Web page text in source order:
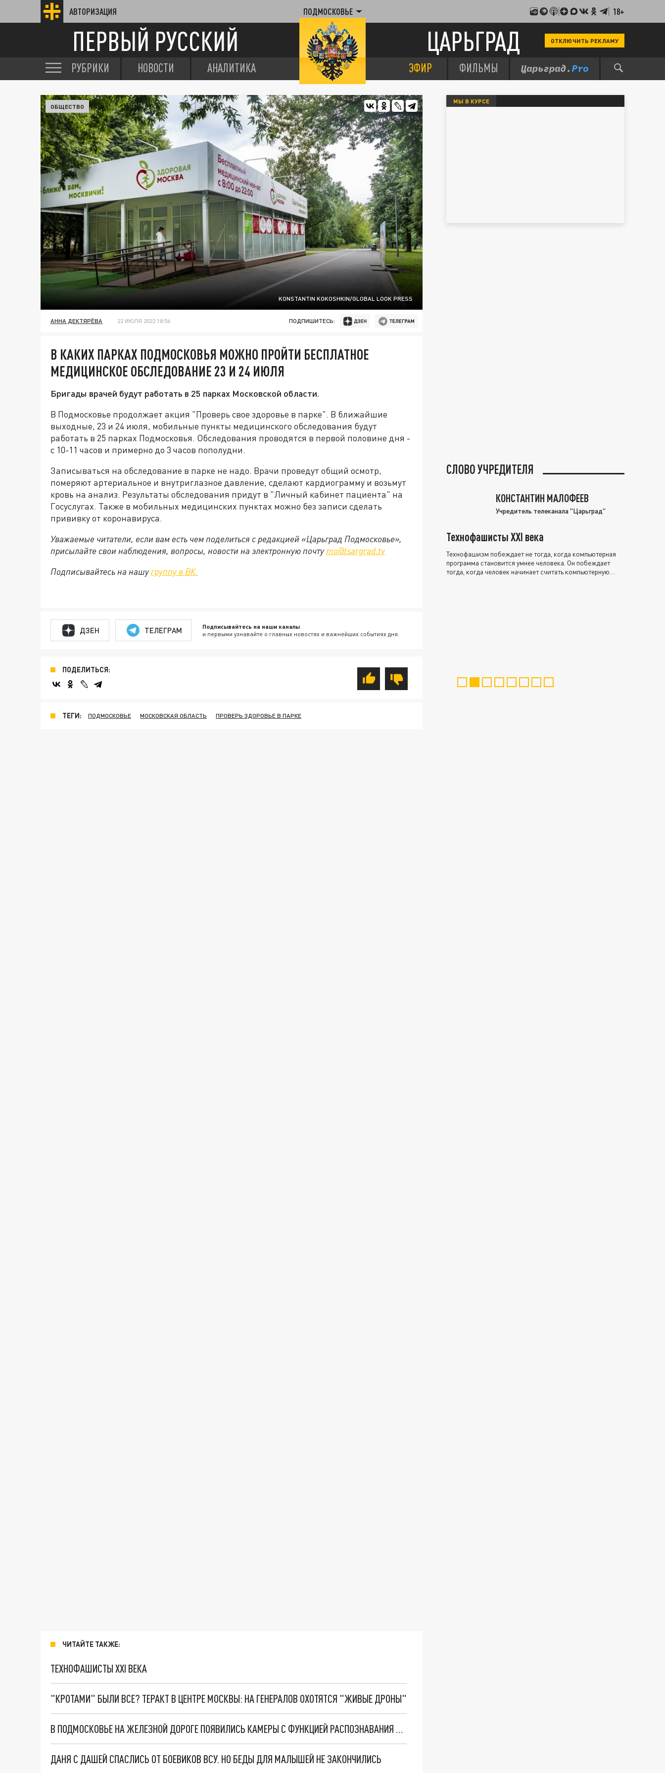
АВТОРИЗАЦИЯ ПОДМОСКОВЬЕ 18+
ПЕРВЫЙ РУССКИЙ ЦАРЬГРАД ОТКЛЮЧИТЬ РЕКЛАМУ
РУБРИКИ НОВОСТИ АНАЛИТИКА ЭФИР ФИЛЬМЫ
KONSTANTIN KOKOSHKIN/GLOBAL LOOK PRESS
ОБЩЕСТВО
АННА ДЕКТЯРЁВА 22 ИЮЛЯ 2022 18:56 ПОДПИШИТЕСЬ:
В КАКИХ ПАРКАХ ПОДМОСКОВЬЯ МОЖНО ПРОЙТИ БЕСПЛАТНОЕ
МЕДИЦИНСКОЕ ОБСЛЕДОВАНИЕ 23 И 24 ИЮЛЯ
Бригады врачей будут работать в 25 парках Московской области.
В Подмосковье продолжает акция "Проверь свое здоровье в парке". В ближайшие
выходные, 23 и 24 июля, мобильные пункты медицинского обследования будут
работать в 25 парках Подмосковья. Обследования проводятся в первой половине дня -
с 10-11 часов и примерно до 3 часов пополудни.
Записываться на обследование в парке не надо. Врачи проведут общий осмотр,
померяют артериальное и внутриглазное давление, сделают кардиограмму и возьмут
кровь на анализ. Результаты обследования придут в "Личный кабинет пациента" на
Госуслугах. Также в мобильных медицинских пунктах можно без записи сделать
прививку от коронавируса.
Уважаемые читатели, если вам есть чем поделиться с редакцией «Царьград Подмосковье»,
присылайте свои наблюдения, вопросы, новости на электронную почту mo@tsargrad.tv
Подписывайтесь на нашу группу в ВК.
ДЗЕН ТЕЛЕГРАМ Подписывайтесь на наши каналы
и первыми узнавайте о главных новостях и важнейших событиях дня.
ПОДЕЛИТЬСЯ:
ТЕГИ: ПОДМОСКОВЬЕ МОСКОВСКАЯ ОБЛАСТЬ ПРОВЕРЬ ЗДОРОВЬЕ В ПАРКЕ
ЧИТАЙТЕ ТАКЖЕ:
ТЕХНОФАШИСТЫ XXI ВЕКА
"КРОТАМИ" БЫЛИ ВСЕ? ТЕРАКТ В ЦЕНТРЕ МОСКВЫ: НА ГЕНЕРАЛОВ ОХОТЯТСЯ "ЖИВЫЕ ДРОНЫ"
В ПОДМОСКОВЬЕ НА ЖЕЛЕЗНОЙ ДОРОГЕ ПОЯВИЛИСЬ КАМЕРЫ С ФУНКЦИЕЙ РАСПОЗНАВАНИЯ ЛИЦ
ДАНЯ С ДАШЕЙ СПАСЛИСЬ ОТ БОЕВИКОВ ВСУ. НО БЕДЫ ДЛЯ МАЛЫШЕЙ НЕ ЗАКОНЧИЛИСЬ
МЫ В КУРСЕ
СЛОВО УЧРЕДИТЕЛЯ
КОНСТАНТИН МАЛОФЕЕВ
Учредитель телеканала "Царьград"
Технофашисты XXI века
Технофашизм побеждает не тогда, когда компьютерная
программа становится умнее человека. Он побеждает
тогда, когда человек начинает считать компьютерную